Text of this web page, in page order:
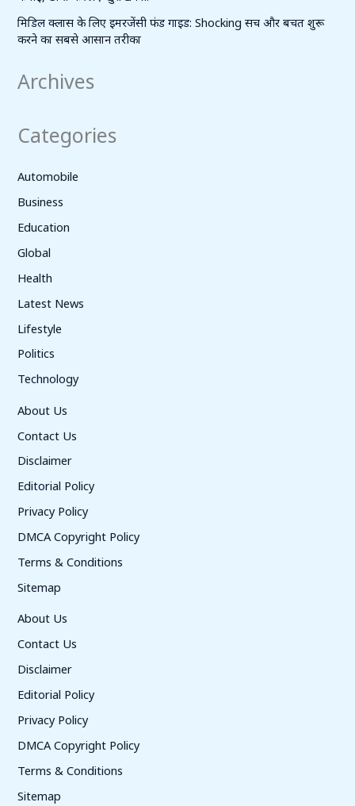
मिडिल क्लास के लिए इमरजेंसी फंड गाइड: Shocking सच और बचत शुरू
करने का सबसे आसान तरीका
Archives
Categories
Automobile
Business
Education
Global
Health
Latest News
Lifestyle
Politics
Technology
About Us
Contact Us
Disclaimer
Editorial Policy
Privacy Policy
DMCA Copyright Policy
Terms & Conditions
Sitemap
About Us
Contact Us
Disclaimer
Editorial Policy
Privacy Policy
DMCA Copyright Policy
Terms & Conditions
Sitemap